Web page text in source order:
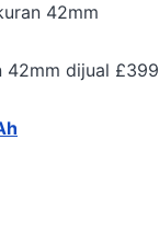
42mm
42mm dijual £399